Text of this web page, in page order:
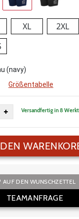
XL 2XL
(navy)
Größentabelle
Versandfertig in 8
AUF DEN WUNSCHZETTEL
TEAMANFRAGE